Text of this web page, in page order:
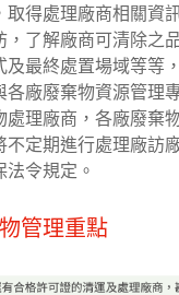
取得處理廠商相關資
，了解廠商可清除之
及最終處置場域等等
各廠廢棄物資源管理
處理廠商，各廠廢棄
不定期進行處理廠訪
令規定。
管理重點